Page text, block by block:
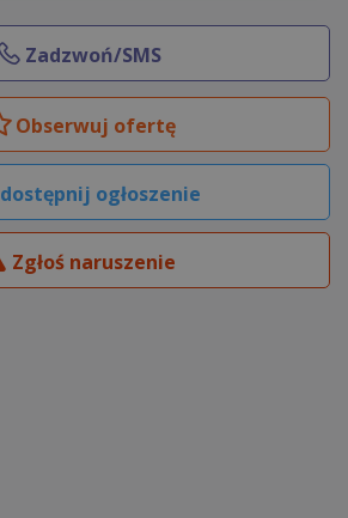
Zadzwoń/SMS
Obserwuj ofertę
ogłoszenie
Zgłoś naruszenie